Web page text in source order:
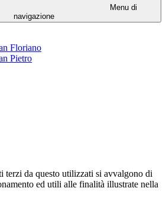
Menu di
navigazione
Floriano
Pietro
terzi da questo utilizzati si avvalgono di
ed utili alle finalità illustrate nella